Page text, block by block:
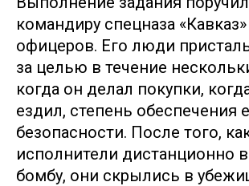
командиру спецназа
офицеров. Его люди
за целью в течение
когда он делал покупки,
ездил, степень обеспечения
безопасности. После того,
исполнители дистанционно
бомбу, они скрылись в